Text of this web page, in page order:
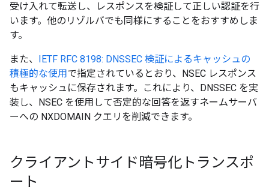
受け入れて転送し、レスポンスを検証して正しい認証を行
います。他のリゾルバでも同様にすることをおすすめしま
す。
また、
IETF RFC 8198: DNSSEC 検証によるキャッシュの
積極的な使用 で指定されているとおり、NSEC レスポンス
もキャッシュに保存されます。これにより、DNSSEC を実
装し、NSEC を使用して否定的な回答を返すネームサーバ
ーへの NXDOMAIN クエリを削減できます。
クライアントサイド暗号化トランスポ
ート